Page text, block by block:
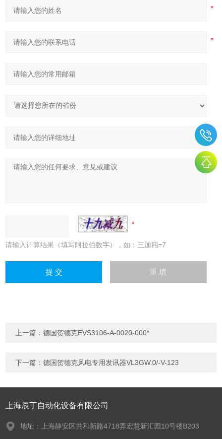
请输入计算结果（填写阿拉伯数字），如：三加四=7
上一篇：德国贺德克EVS3106-A-0020-000*
下一篇：德国贺德克风电专用发讯器VL3GW.0/-V-123
上海辰丁自动化设备有限公司
地址：上海静安区共和新路4718弄宏慧新汇园10号楼B203